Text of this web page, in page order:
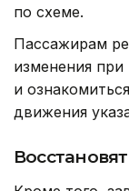
по схеме.
Пассажирам
изменения
и
движения